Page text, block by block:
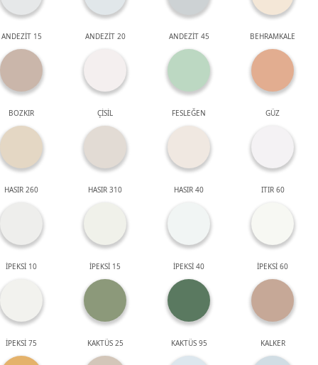
ANDEZİT 15 ANDEZİT 20 ANDEZİT 45 BEHRAMKALE
BOZKIR ÇİSİL FESLEĞEN GÜZ
HASIR 260 HASIR 310 HASIR 40 ITIR 60
İPEKSİ 10 İPEKSİ 15 İPEKSİ 40 İPEKSİ 60
İPEKSİ 75 KAKTÜS 25 KAKTÜS 95 KALKER